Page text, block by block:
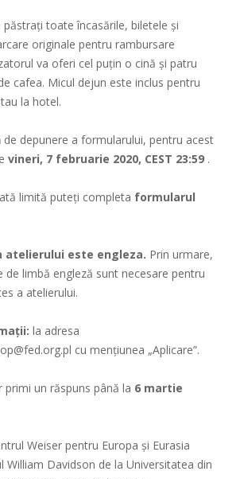
păstrați toate încasările, biletele și
originale pentru rambursare
va oferi cel puțin o cină și patru
cafea. Micul dejun este inclus pentru
la hotel.
de depunere a formularului, pentru acest
vineri, 7 februarie 2020, CEST 23:59 .
limită puteți completa formularul
atelierului este engleza. Prin urmare,
de limbă engleză sunt necesare pentru
a atelierului.
la adresa
cu mențiunea „Aplicare”.
un răspuns până la 6 martie
Weiser pentru Europa și Eurasia
William Davidson de la Universitatea din